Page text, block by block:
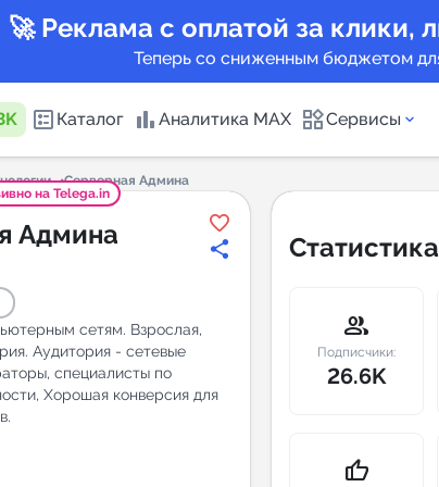
🚀 Реклама с оплатой за клики,
Теперь со сниженным бюджетом
Каталог Аналитика MAX Сервисы
Каталог каналов
Серверная Админа
на Telega.in
Админа
сетям. Взрослая,
Аудитория - сетевые
специалисты по
Хорошая конверсия для
group
Подписчики:
26.6K
thumb_up